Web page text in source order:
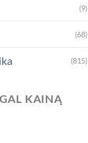
(9)
(68)
(815)
KAINĄ